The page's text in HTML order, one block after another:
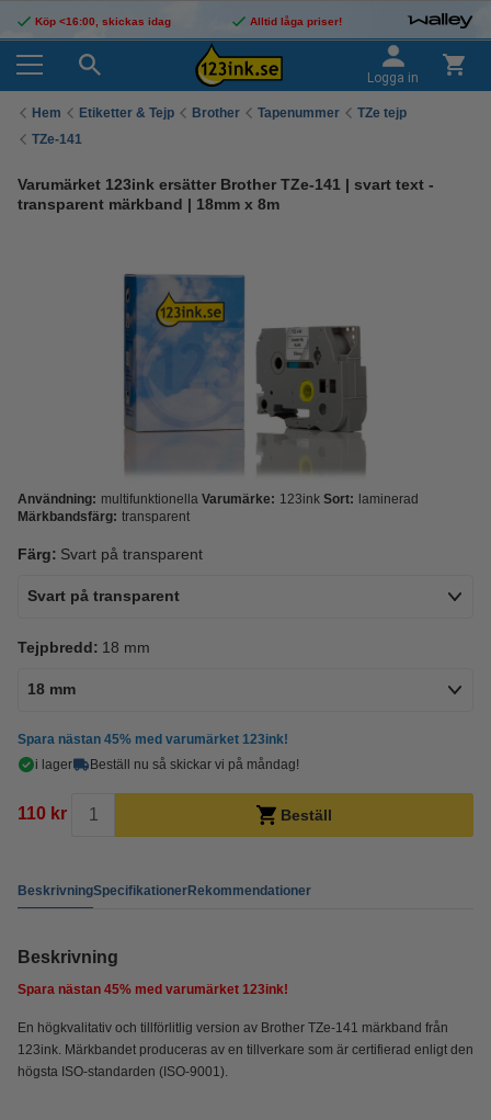
Köp <16:00, skickas idag Alltid låga priser!
Logga in
Hem Etiketter & Tejp Brother Tapenummer
TZe tejp
TZe-141
Varumärket 123ink ersätter Brother TZe-141 | svart text -
transparent märkband | 18mm x 8m
Användning: multifunktionella Varumärke: 123ink Sort: laminerad
Märkbandsfärg: transparent
Färg: Svart på transparent
Svart på transparent
Tejpbredd: 18 mm
18 mm
Spara nästan 45% med varumärket 123ink!
i lager
Beställ nu så skickar vi på måndag!
110 kr Beställ
BeskrivningSpecifikationerRekommendationer
Beskrivning
Spara nästan 45% med varumärket 123ink!
En högkvalitativ och tillförlitlig version av Brother TZe-141 märkband från
123ink. Märkbandet produceras av en tillverkare som är certifierad enligt den
högsta ISO-standarden (ISO-9001).